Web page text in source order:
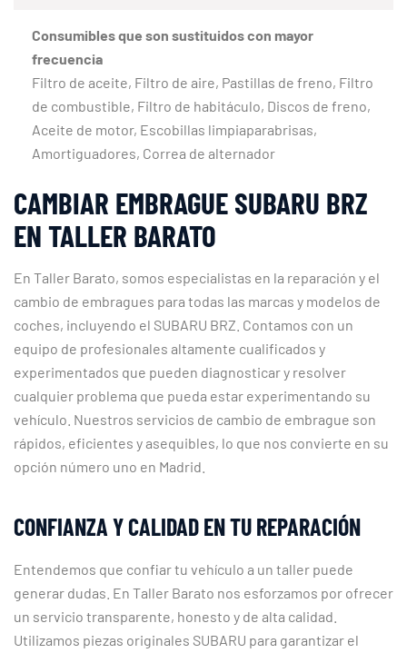
Consumibles que son sustituidos con mayor
frecuencia
Filtro de aceite, Filtro de aire, Pastillas de freno, Filtro
de combustible, Filtro de habitáculo, Discos de freno,
Aceite de motor, Escobillas limpiaparabrisas,
Amortiguadores, Correa de alternador
CAMBIAR EMBRAGUE SUBARU BRZ
EN TALLER BARATO
En Taller Barato, somos especialistas en la reparación y el
cambio de embragues para todas las marcas y modelos de
coches, incluyendo el SUBARU BRZ. Contamos con un
equipo de profesionales altamente cualificados y
experimentados que pueden diagnosticar y resolver
cualquier problema que pueda estar experimentando su
vehículo. Nuestros servicios de cambio de embrague son
rápidos, eficientes y asequibles, lo que nos convierte en su
opción número uno en Madrid.
CONFIANZA Y CALIDAD EN TU REPARACIÓN
Entendemos que confiar tu vehículo a un taller puede
generar dudas. En Taller Barato nos esforzamos por ofrecer
un servicio transparente, honesto y de alta calidad.
Utilizamos piezas originales SUBARU para garantizar el